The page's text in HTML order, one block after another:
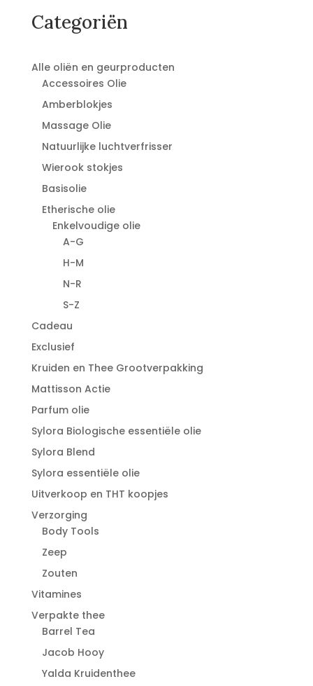
Categoriën
Alle oliën en geurproducten
Accessoires Olie
Amberblokjes
Massage Olie
Natuurlijke luchtverfrisser
Wierook stokjes
Basisolie
Etherische olie
Enkelvoudige olie
A-G
H-M
N-R
S-Z
Cadeau
Exclusief
Kruiden en Thee Grootverpakking
Mattisson Actie
Parfum olie
Sylora Biologische essentiële olie
Sylora Blend
Sylora essentiële olie
Uitverkoop en THT koopjes
Verzorging
Body Tools
Zeep
Zouten
Vitamines
Verpakte thee
Barrel Tea
Jacob Hooy
Yalda Kruidenthee